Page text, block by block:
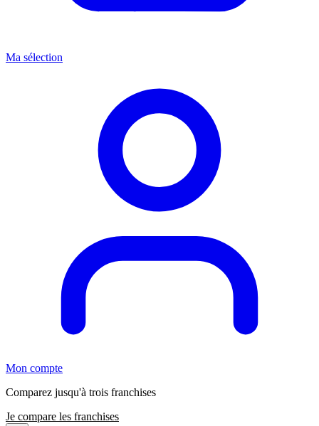
Ma sélection
Mon compte
Comparez jusqu'à trois franchises
Je compare les franchises